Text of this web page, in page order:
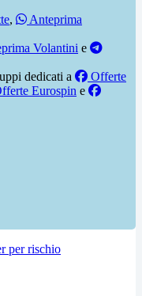
,
Anteprima
Volantini e
dedicati a
Offerte
Eurospin e